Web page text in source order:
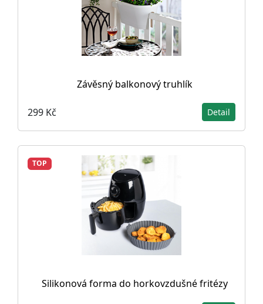
Závěsný balkonový truhlík
299 Kč Detail
TOP
Silikonová forma do horkovzdušné fritézy